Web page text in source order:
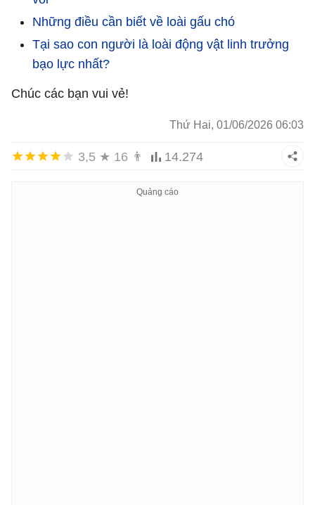
Những điều cần biết về loài gấu chó
Tại sao con người là loài động vật linh trưởng
bạo lực nhất?
Chúc các bạn vui vẻ!
Thứ Hai, 01/06/2026 06:03
3,5 ★ 16 👨 14.274